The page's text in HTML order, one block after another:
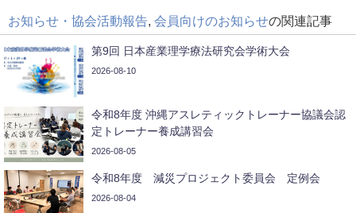
お知らせ・協会活動報告 会員向けのお知らせの関連記事
第9回 日本産業理学療法研究会学術大会
2026-08-10
令和8年度 沖縄アスレティックトレーナー協議会認
定トレーナー養成講習会
2026-08-05
令和8年度 減災プロジェクト委員会 定例会
2026-08-04